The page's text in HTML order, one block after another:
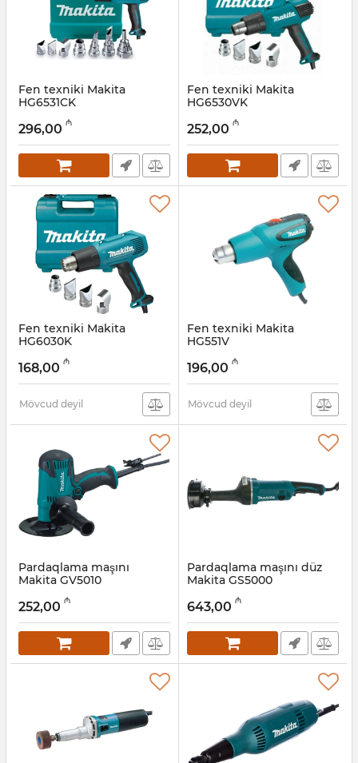
Fen texniki Makita
HG6531CK
004001078
296,00 ₼
Fen texniki Makita
HG6530VK
004001077
252,00 ₼
Fen texniki Makita
HG6030K
004001076
168,00 ₼
Mövcud deyil
Fen texniki Makita
HG551V
004001075
196,00 ₼
Mövcud deyil
Pardaqlama maşını
Makita GV5010
004001073
252,00 ₼
Pardaqlama maşını düz
Makita GS5000
004001072
643,00 ₼